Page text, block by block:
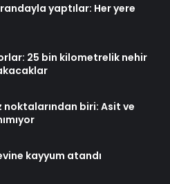
yaptılar: Her yere
25 bin kilometrelik nehir
noktalarından biri: Asit ve
kayyum atandı